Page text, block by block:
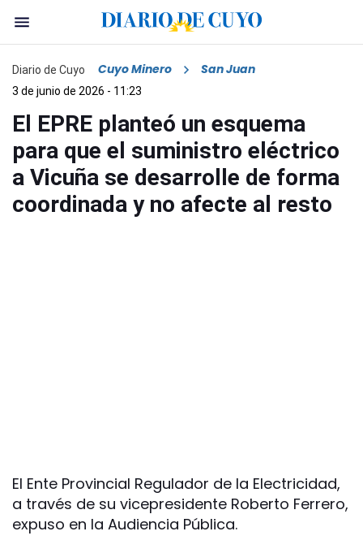
Diario de Cuyo Cuyo Minero San Juan
3 de junio de 2026 - 11:23
El EPRE planteó un esquema
para que el suministro eléctrico
a Vicuña se desarrolle de forma
coordinada y no afecte al resto
El Ente Provincial Regulador de la Electricidad,
a través de su vicepresidente Roberto Ferrero,
expuso en la Audiencia Pública.